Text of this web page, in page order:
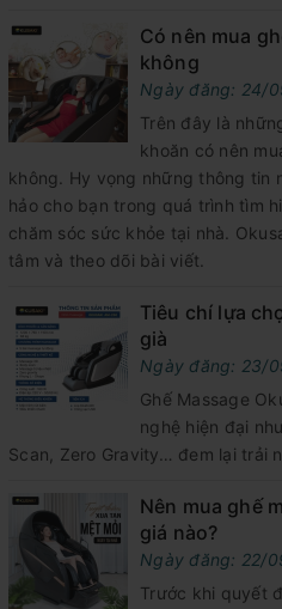
Có nên mua
không
Ngày đăng: 24/
Trên đây là
khoăn có nên
không. Hy vọng những thông tin
hảo cho bạn trong quá trình tìm
chăm sóc sức khỏe tại nhà.
tâm và theo dõi bài viết.
Tiêu chí lựa
già
Ngày đăng: 23/
Ghế Massage
nghệ hiện đại
Scan, Zero Gravity… đem lại trải
Nên mua ghế
giá nào?
Ngày đăng: 22/
Trước khi quyết